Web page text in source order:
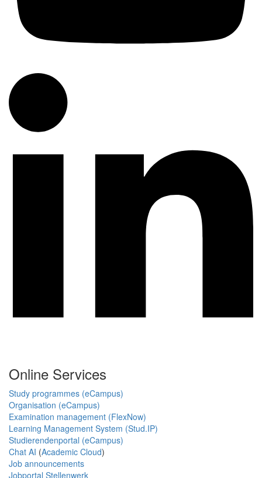
Online Services
Study programmes (eCampus)
Organisation (eCampus)
Examination management (FlexNow)
Learning Management System (Stud.IP)
Studierendenportal (eCampus)
Chat AI (Academic Cloud)
Job announcements
Jobportal Stellenwerk